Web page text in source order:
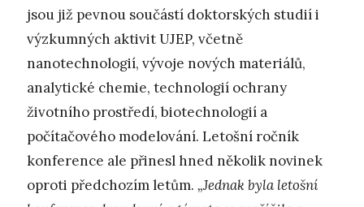
jsou již pevnou součástí doktorských studií i
výzkumných aktivit UJEP, včetně
nanotechnologií, vývoje nových materiálů,
analytické chemie, technologií ochrany
životního prostředí, biotechnologií a
počítačového modelování. Letošní ročník
konference ale přinesl hned několik novinek
oproti předchozím letům. „Jednak byla letošní